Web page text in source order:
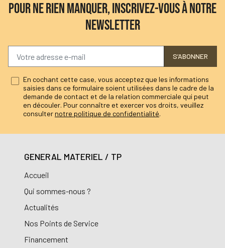
POUR NE RIEN MANQUER, INSCRIVEZ-VOUS À NOTRE
NEWSLETTER
S’ABONNER
En cochant cette case, vous acceptez que les informations
saisies dans ce formulaire soient utilisées dans le cadre de la
demande de contact et de la relation commerciale qui peut
en découler. Pour connaître et exercer vos droits, veuillez
consulternotre politique de confidentialité.
GENERAL MATERIEL / TP
Accueil
Qui sommes-nous ?
Actualités
Nos Points de Service
Financement